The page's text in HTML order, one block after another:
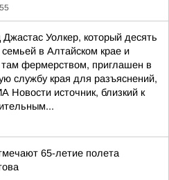
Уолкер, который десять
в Алтайском крае и
там фермерством, приглашен в
службу края для разъяснений,
Новости источник, близкий к
65-летие полета